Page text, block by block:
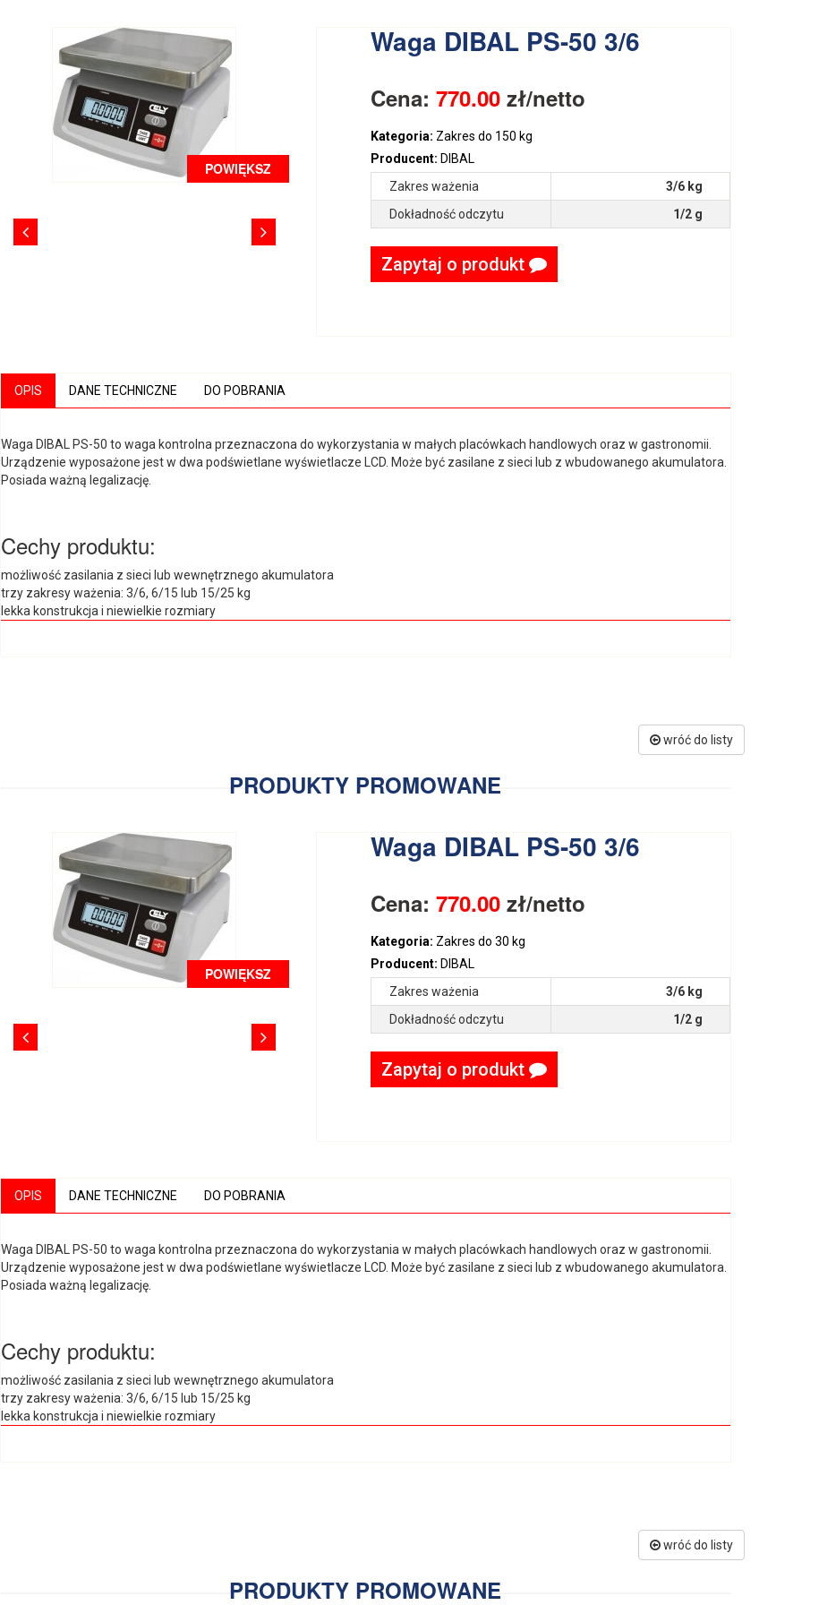
POWIĘKSZ
Waga DIBAL PS-50 3/6
Cena: 770.00zł/netto
Kategoria: Zakres do 150 kg
Producent: DIBAL
Zakres ważenia
3/6 kg
Dokładność odczytu
1/2 g
Zapytaj o produkt
OPIS DANE TECHNICZNE DO POBRANIA
Waga DIBAL PS-50 to waga kontrolna przeznaczona do wykorzystania w małych placówkach handlowych oraz w gastronomii.
Urządzenie wyposażone jest w dwa podświetlane wyświetlacze LCD. Może być zasilane z sieci lub z wbudowanego akumulatora.
Posiada ważną legalizację.
Cechy produktu:
możliwość zasilania z sieci lub wewnętrznego akumulatora
trzy zakresy ważenia: 3/6, 6/15 lub 15/25 kg
lekka konstrukcja i niewielkie rozmiary
wróć do listy
PRODUKTY PROMOWANE
POWIĘKSZ
Waga DIBAL PS-50 3/6
Cena: 770.00zł/netto
Kategoria: Zakres do 30 kg
Producent: DIBAL
Zakres ważenia
3/6 kg
Dokładność odczytu
1/2 g
Zapytaj o produkt
OPIS DANE TECHNICZNE DO POBRANIA
Waga DIBAL PS-50 to waga kontrolna przeznaczona do wykorzystania w małych placówkach handlowych oraz w gastronomii.
Urządzenie wyposażone jest w dwa podświetlane wyświetlacze LCD. Może być zasilane z sieci lub z wbudowanego akumulatora.
Posiada ważną legalizację.
Cechy produktu:
możliwość zasilania z sieci lub wewnętrznego akumulatora
trzy zakresy ważenia: 3/6, 6/15 lub 15/25 kg
lekka konstrukcja i niewielkie rozmiary
wróć do listy
PRODUKTY PROMOWANE